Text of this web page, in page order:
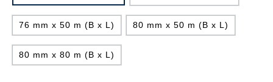
76 mm x 50 m (B x L) 80 mm x 50 m (B x L)
80 mm x 80 m (B x L)